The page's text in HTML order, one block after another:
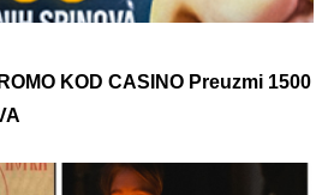
KOD CASINO Preuzmi 1500